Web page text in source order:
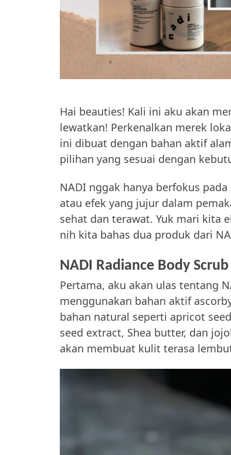
Hai beauties! Kali ini aku akan
lewatkan! Perkenalkan merek
ini dibuat dengan bahan aktif
pilihan yang sesuai dengan
NADI nggak hanya berfokus
atau efek yang jujur dalam
sehat dan terawat. Yuk mari kita
nih kita bahas dua produk dari
NADI Radiance Body Scrub
Pertama, aku akan ulas tentang
menggunakan bahan aktif
bahan natural seperti apricot
seed extract, Shea butter, dan
akan membuat kulit terasa